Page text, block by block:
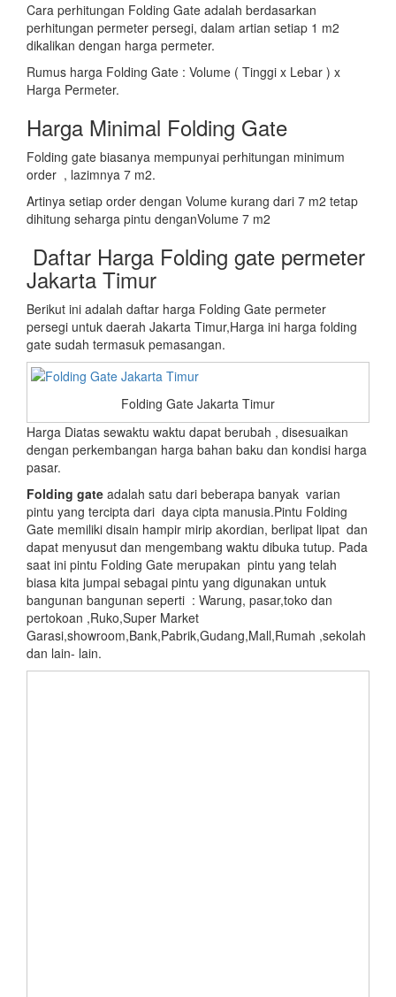
Cara perhitungan Folding Gate adalah berdasarkan
perhitungan permeter persegi, dalam artian setiap 1 m2
dikalikan dengan harga permeter.
Rumus harga Folding Gate : Volume ( Tinggi x Lebar ) x
Harga Permeter.
Harga Minimal Folding Gate
Folding gate biasanya mempunyai perhitungan minimum
order , lazimnya 7 m2.
Artinya setiap order dengan Volume kurang dari 7 m2 tetap
dihitung seharga pintu denganVolume 7 m2
Daftar Harga Folding gate permeter
Jakarta Timur
Berikut ini adalah daftar harga Folding Gate permeter
persegi untuk daerah Jakarta Timur,Harga ini harga folding
gate sudah termasuk pemasangan.
Folding Gate Jakarta Timur
Harga Diatas sewaktu waktu dapat berubah , disesuaikan
dengan perkembangan harga bahan baku dan kondisi harga
pasar.
Folding gate adalah satu dari beberapa banyak varian
pintu yang tercipta dari daya cipta manusia.Pintu Folding
Gate memiliki disain hampir mirip akordian, berlipat lipat dan
dapat menyusut dan mengembang waktu dibuka tutup. Pada
saat ini pintu Folding Gate merupakan pintu yang telah
biasa kita jumpai sebagai pintu yang digunakan untuk
bangunan bangunan seperti : Warung, pasar,toko dan
pertokoan ,Ruko,Super Market
Garasi,showroom,Bank,Pabrik,Gudang,Mall,Rumah ,sekolah
dan lain- lain.